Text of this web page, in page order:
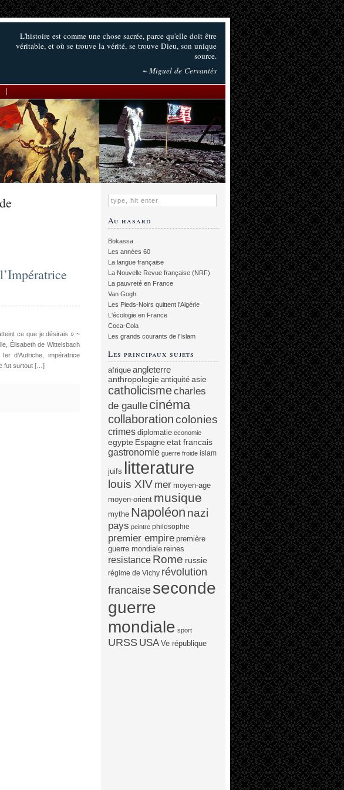
L'histoire est comme une chose sacrée, parce qu'elle doit être
véritable, et où se trouve la vérité, se trouve Dieu, son unique
source.
~ Miguel de Cervantès
ce que je désirais » ~
Élisabeth de Wittelsbach
d’Autriche, impératrice
fut surtout […]
Au hasard
Bokassa
Les années 60
La langue française
La Nouvelle Revue française (NRF)
La pauvreté en France
Van Gogh
Les Pieds-Noirs quittent l'Algérie
L'écologie en France
Coca-Cola
Les grands courants de l'Islam
Les principaux sujets
afrique angleterre
anthropologie antiquité asie
catholicismecharles
de gaulle cinéma
collaborationcolonies
crimes diplomatie economie
egypte Espagne etat francais
gastronomie guerre froide islam
juifs litterature
louis XIV mer moyen-age
moyen-orient musique
mythe Napoléon nazi
pays peintre philosophie
premier empire première
guerre mondiale reines
resistance Rome russie
régime de Vichy révolution
francaise seconde
guerre
mondiale sport
URSS USA Ve république